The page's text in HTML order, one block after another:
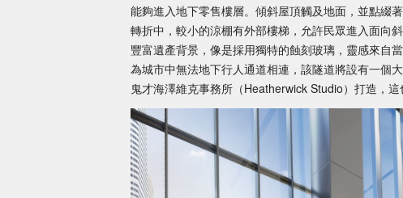
能夠進入地下零售樓層。傾斜屋頂觸及地面，並點綴
轉折中，較小的涼棚有外部樓梯，允許民眾進入面向
豐富遺產背景，像是採用獨特的蝕刻玻璃，靈感來自
為城市中無法地下行人通道相連，該隧道將設有一個
鬼才海澤維克事務所（Heatherwick Studio）打造，這